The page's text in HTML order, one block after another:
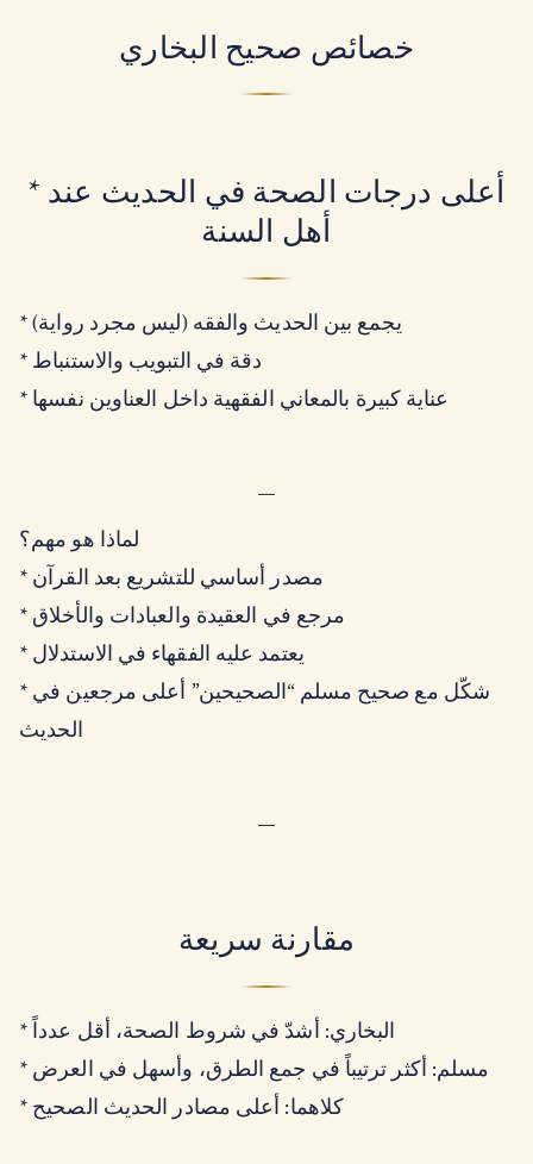
خصائص صحيح البخاري
* أعلى درجات الصحة في الحديث عند
أهل السنة
* يجمع بين الحديث والفقه (ليس مجرد رواية)
* دقة في التبويب والاستنباط
* عناية كبيرة بالمعاني الفقهية داخل العناوين نفسها
—
لماذا هو مهم؟
* مصدر أساسي للتشريع بعد القرآن
* مرجع في العقيدة والعبادات والأخلاق
* يعتمد عليه الفقهاء في الاستدلال
* شكّل مع صحيح مسلم “الصحيحين” أعلى مرجعين في
الحديث
—
مقارنة سريعة
* البخاري: أشدّ في شروط الصحة، أقل عدداً
* مسلم: أكثر ترتيباً في جمع الطرق، وأسهل في العرض
* كلاهما: أعلى مصادر الحديث الصحيح